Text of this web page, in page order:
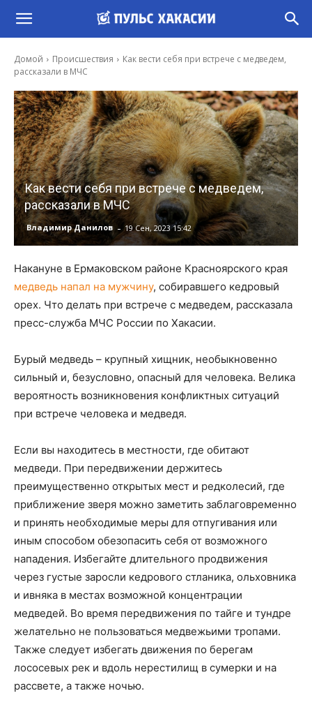
Домой Происшествия
Как вести себя при встрече с медведем,
рассказали в МЧС
Как вести себя при встрече с медведем,
рассказали в МЧС
Владимир Данилов - 19 Сен, 2023 15:42
Накануне в Ермаковском районе Красноярского края
медведь напал на мужчину, собиравшего кедровый
орех. Что делать при встрече с медведем, рассказала
пресс-служба МЧС России по Хакасии.
Бурый медведь – крупный хищник, необыкновенно
сильный и, безусловно, опасный для человека. Велика
вероятность возникновения конфликтных ситуаций
при встрече человека и медведя.
Если вы находитесь в местности, где обитают
медведи. При передвижении держитесь
преимущественно открытых мест и редколесий, где
приближение зверя можно заметить заблаговременно
и принять необходимые меры для отпугивания или
иным способом обезопасить себя от возможного
нападения. Избегайте длительного продвижения
через густые заросли кедрового стланика, ольховника
и ивняка в местах возможной концентрации
медведей. Во время передвижения по тайге и тундре
желательно не пользоваться медвежьими тропами.
Также следует избегать движения по берегам
лососевых рек и вдоль нерестилищ в сумерки и на
рассвете, а также ночью.